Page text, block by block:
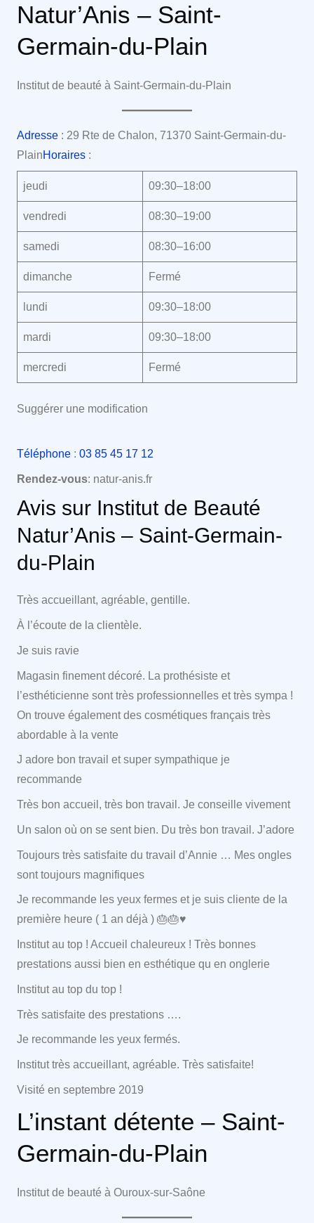
Natur’Anis – Saint-
Germain-du-Plain
Institut de beauté à Saint-Germain-du-Plain
Adresse: 29 Rte de Chalon, 71370 Saint-Germain-du-
PlainHoraires:
jeudi 09:30–18:00
vendredi 08:30–19:00
samedi 08:30–16:00
dimanche Fermé
lundi 09:30–18:00
mardi 09:30–18:00
mercredi Fermé
Suggérer une modification
Téléphone: 03 85 45 17 12
Rendez-vous: natur-anis.fr
Avis sur Institut de Beauté
Natur’Anis – Saint-Germain-
du-Plain
Très accueillant, agréable, gentille.
À l’écoute de la clientèle.
Je suis ravie
Magasin finement décoré. La prothésiste et
l’esthéticienne sont très professionnelles et très sympa !
On trouve également des cosmétiques français très
abordable à la vente
J adore bon travail et super sympathique je
recommande
Très bon accueil, très bon travail. Je conseille vivement
Un salon où on se sent bien. Du très bon travail. J’adore
Toujours très satisfaite du travail d’Annie … Mes ongles
sont toujours magnifiques
Je recommande les yeux fermes et je suis cliente de la
première heure ( 1 an déjà ) 🎂🎂♥️
Institut au top ! Accueil chaleureux ! Très bonnes
prestations aussi bien en esthétique qu en onglerie
Institut au top du top !
Très satisfaite des prestations ….
Je recommande les yeux fermés.
Institut très accueillant, agréable. Très satisfaite!
Visité en septembre 2019
L’instant détente – Saint-
Germain-du-Plain
Institut de beauté à Ouroux-sur-Saône